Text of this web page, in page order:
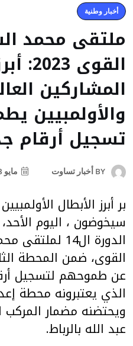
أخبار وطنية
ملتقى محمد
القوى
المشاركين
والأولمبيين
تسجيل أرقام
BY أخبار تساوت مايو 28, 2023
بر أبرز الأبطال
سيخوضون ، اليوم
الدورة ال14
القوى، ضمن المحطة
عن طموحهم لتسجيل
الذي يعتبرونه محطة
ويحتضنه مضمار المركب
عبد الله بالرباط.